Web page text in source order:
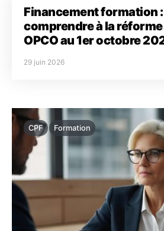
Financement formation
comprendre à la
OPCO au 1er octobre
29 juin 2026
CPF Formation